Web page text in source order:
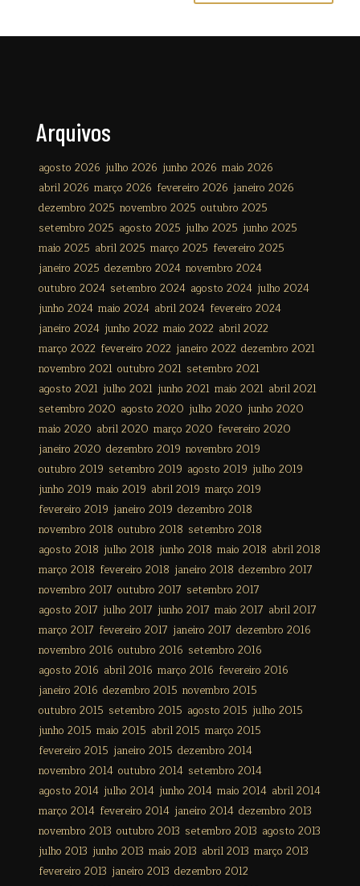
Arquivos
agosto 2026 julho 2026 junho 2026 maio 2026
abril 2026 março 2026 fevereiro 2026 janeiro 2026
dezembro 2025 novembro 2025 outubro 2025
setembro 2025 agosto 2025 julho 2025 junho 2025
maio 2025 abril 2025 março 2025 fevereiro 2025
janeiro 2025 dezembro 2024 novembro 2024
outubro 2024 setembro 2024 agosto 2024 julho 2024
junho 2024 maio 2024 abril 2024 fevereiro 2024
janeiro 2024 junho 2022 maio 2022 abril 2022
março 2022 fevereiro 2022 janeiro 2022 dezembro 2021
novembro 2021 outubro 2021 setembro 2021
agosto 2021 julho 2021 junho 2021 maio 2021 abril 2021
setembro 2020 agosto 2020 julho 2020 junho 2020
maio 2020 abril 2020 março 2020 fevereiro 2020
janeiro 2020 dezembro 2019 novembro 2019
outubro 2019 setembro 2019 agosto 2019 julho 2019
junho 2019 maio 2019 abril 2019 março 2019
fevereiro 2019 janeiro 2019 dezembro 2018
novembro 2018 outubro 2018 setembro 2018
agosto 2018 julho 2018 junho 2018 maio 2018 abril 2018
março 2018 fevereiro 2018 janeiro 2018 dezembro 2017
novembro 2017 outubro 2017 setembro 2017
agosto 2017 julho 2017 junho 2017 maio 2017 abril 2017
março 2017 fevereiro 2017 janeiro 2017 dezembro 2016
novembro 2016 outubro 2016 setembro 2016
agosto 2016 abril 2016 março 2016 fevereiro 2016
janeiro 2016 dezembro 2015 novembro 2015
outubro 2015 setembro 2015 agosto 2015 julho 2015
junho 2015 maio 2015 abril 2015 março 2015
fevereiro 2015 janeiro 2015 dezembro 2014
novembro 2014 outubro 2014 setembro 2014
agosto 2014 julho 2014 junho 2014 maio 2014 abril 2014
março 2014 fevereiro 2014 janeiro 2014 dezembro 2013
novembro 2013 outubro 2013 setembro 2013 agosto 2013
julho 2013 junho 2013 maio 2013 abril 2013 março 2013
fevereiro 2013 janeiro 2013 dezembro 2012